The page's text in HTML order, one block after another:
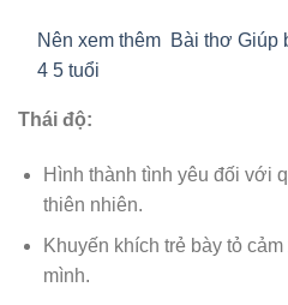
Nên xem thêm Bài thơ Giúp
4 5 tuổi
Thái độ:
Hình thành tình yêu đối với
thiên nhiên.
Khuyến khích trẻ bày tỏ
mình.